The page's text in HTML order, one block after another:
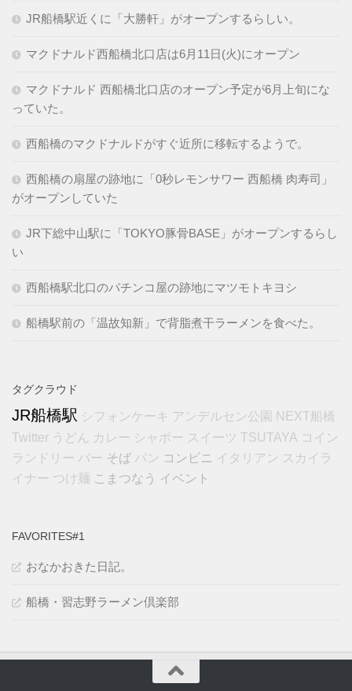
JR船橋駅近くに「大勝軒」がオープンするらしい。
マクドナルド西船橋北口店は6月11日(火)にオープン
マクドナルド 西船橋北口店のオープン予定が6月上旬にな
っていた。
西船橋のマクドナルドがすぐ近所に移転するようで。
西船橋の扇屋の跡地に「0秒レモンサワー 西船橋 肉寿司」
がオープンしていた
JR下総中山駅に「TOKYO豚骨BASE」がオープンするらし
い
西船橋駅北口のパチンコ屋の跡地にマツモトキヨシ
船橋駅前の「温故知新」で背脂煮干ラーメンを食べた。
タグクラウド
JR船橋駅 シフォンケーキ アンデルセン公園
NEXT船橋
Twitter うどん カレー シャポー スイーツ TSUTAYA コイン
ランドリー バー そば パン コンビニ イタリアン スカイラ
イナー つけ麺 こまつなう イベント
FAVORITES#1
おなかおきた日記。
船橋・習志野ラーメン倶楽部